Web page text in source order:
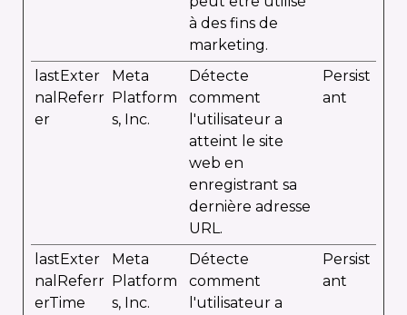
à des fins de
marketing.
lastExter
nalReferr
er
Meta
Platform
s, Inc.
Détecte
comment
l'utilisateur a
atteint le site
web en
enregistrant sa
dernière adresse
URL.
Persist
ant
lastExter
nalReferr
erTime
Meta
Platform
s, Inc.
Détecte
comment
l'utilisateur a
Persist
ant